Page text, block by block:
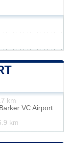
km
VC Airport
km